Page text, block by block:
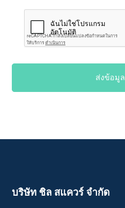
ส่งข้อมูล
บริษัท ชิล สแควร์ จำกัด